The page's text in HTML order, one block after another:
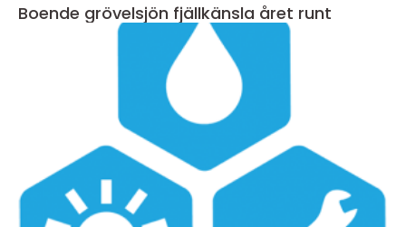
Boende grövelsjön fjällkänsla året runt